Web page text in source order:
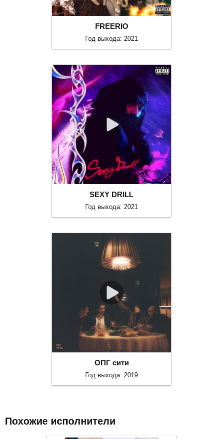
FREERIO
Год выхода: 2021
SEXY DRILL
Год выхода: 2021
ОПГ сити
Год выхода: 2019
Похожие исполнители